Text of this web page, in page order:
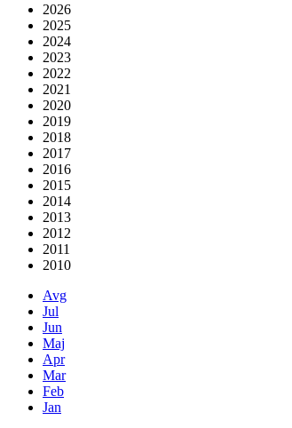
2026
2025
2024
2023
2022
2021
2020
2019
2018
2017
2016
2015
2014
2013
2012
2011
2010
Avg
Jul
Jun
Maj
Apr
Mar
Feb
Jan